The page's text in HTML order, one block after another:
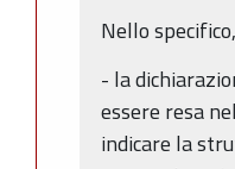
Nello
- la
essere resa
indicare la